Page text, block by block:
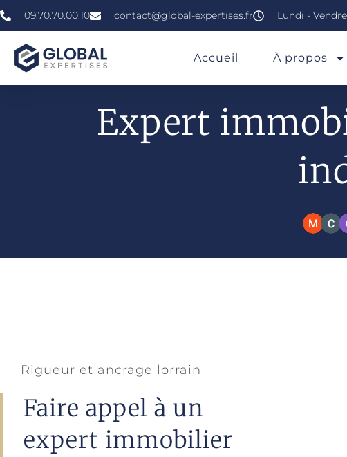
09.70.70.00.10 contact@global-expertises.fr Lundi -
Accueil À propos
Expert
»»»Expertise Immobilière À Nancy
Rigueur et ancrage lorrain
Faire appel à un
expert immobilier